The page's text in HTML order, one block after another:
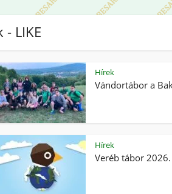
- LIKE
Hírek
Vándortábor a
Hírek
Veréb tábor 2026.